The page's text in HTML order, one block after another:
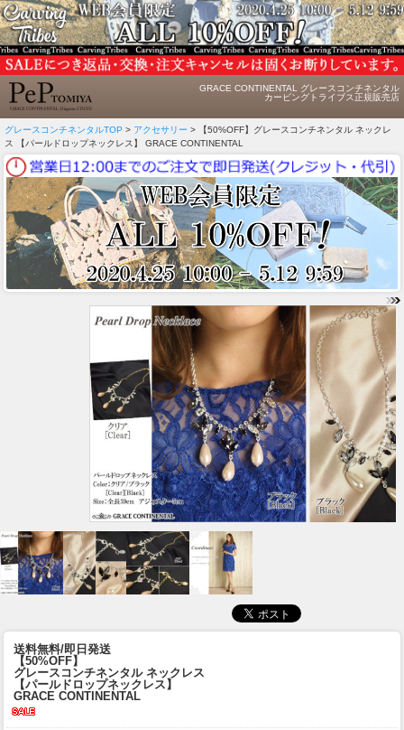
GRACE CONTINENTAL グレースコンチネンタル
カービングトライブス正規販売店
グレースコンチネンタルTOP > アクセサリー > 【50%OFF】グレースコンチネンタル ネックレ
ス 【パールドロップネックレス】 GRACE CONTINENTAL
送料無料/即日発送
【50%OFF】
グレースコンチネンタル ネックレス
【パールドロップネックレス】
GRACE CONTINENTAL